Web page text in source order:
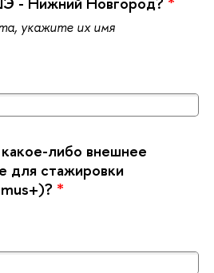
укажите их имя
какое-либо внешнее
для стажировки
*